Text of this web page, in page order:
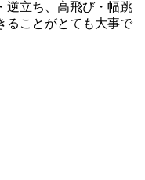
逆立ち、高飛び・幅跳
ることがとても大事で